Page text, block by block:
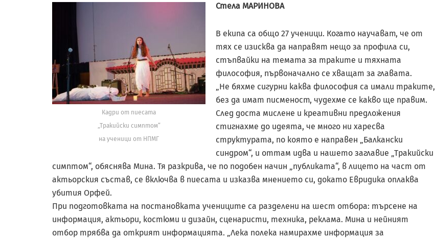
Кадри от пиесата
„Тракийски симптом“
на ученици от НПМГ
Стела МАРИНОВА
В екипа са общо 27 ученици. Когато научават, че от
тях се изисква да направят нещо за профила си,
стъпвайки на темата за траките и тяхната
философия, първоначално се хващат за главата.
„Не бяхме сигурни каква философия са имали траките,
без да имат писменост, чудехме се какво ще правим.
След доста мислене и креативни предложения
стигнахме до идеята, че много ни харесва
структурата, по която е направен „Балкански
синдром“, и оттам идва и нашето заглавие „Тракийски
симптом“, обяснява Мина. Тя разкрива, че по подобен начин „публиката“, в лицето на част от
актьорския състав, се включва в пиесата и изказва мнението си, докато Евридика оплаква
убития Орфей.
При подготовката на постановката учениците са разделени на шест отбора: търсене на
информация, актьори, костюми и дизайн, сценаристи, техника, реклама. Мина и нейният
отбор трябва да открият информацията. „Лека полека намирахме информация за